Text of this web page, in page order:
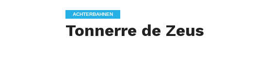
ACHTERBAHNEN
Tonnerre de Zeus